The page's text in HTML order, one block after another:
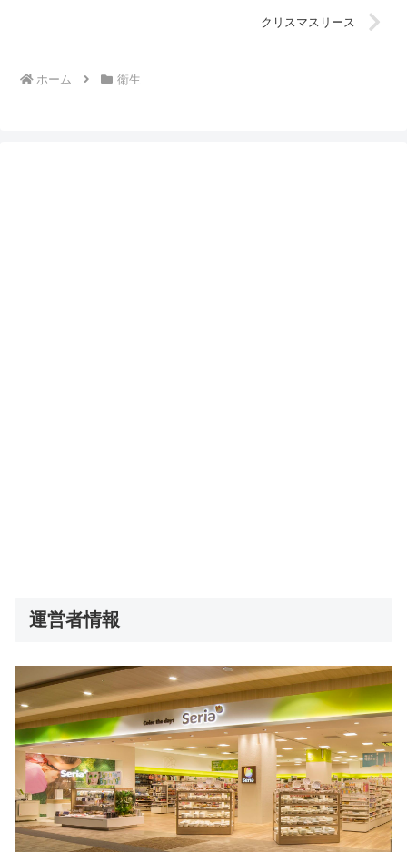
クリスマスリース
ホーム 衛生
運営者情報